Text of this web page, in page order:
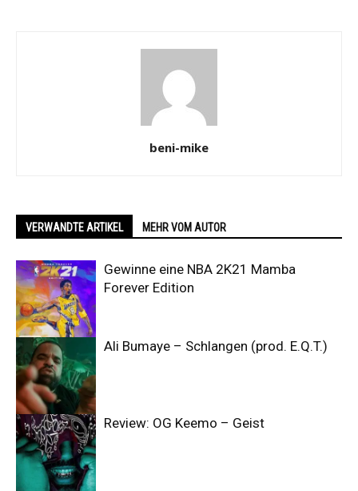
beni-mike
VERWANDTE ARTIKEL MEHR VOM AUTOR
Gewinne eine NBA 2K21 Mamba
Forever Edition
Ali Bumaye – Schlangen (prod. E.Q.T.)
Review: OG Keemo – Geist